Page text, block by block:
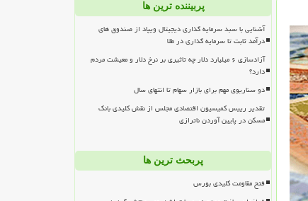
پربیننده ترین ها
آشنایی با سبد سرمایه گذاری دیجیتال ویپاد از صندوق های
درآمد ثابت تا سرمایه گذاری در طلا
آزادسازی ۶ میلیارد دلار چه تاثیری بر نرخ دلار و معیشت مردم
دارد؟
دو سناریوی مهم برای بازار سهام تا انتهای سال
تقدیر رییس کمیسیون اقتصادی مجلس از نقش کلیدی بانک
مسکن در پایین آوردن ناترازی
پربحث ترین ها
فتح مقاومت کلیدی بورس